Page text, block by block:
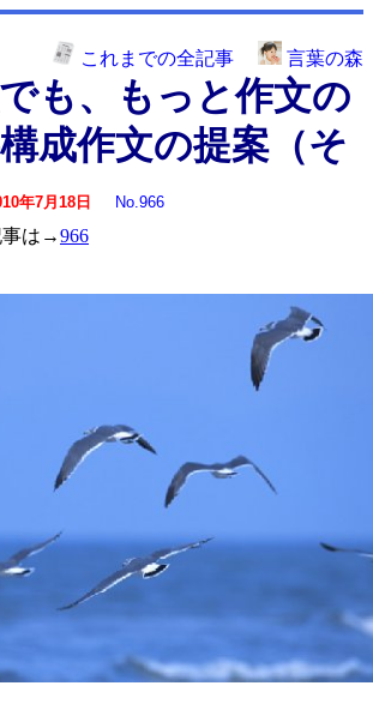
これまでの全記事 言葉の森
も、もっと作文の
成作文の提案（そ
年7月18日 No.966
事は→966